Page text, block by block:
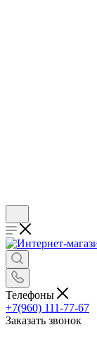
Телефоны
+7(960) 111-77-67
Заказать звонок